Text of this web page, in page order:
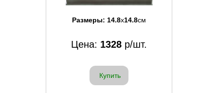
Размеры: 14.8x14.8см
Цена: 1328 р/шт.
Купить